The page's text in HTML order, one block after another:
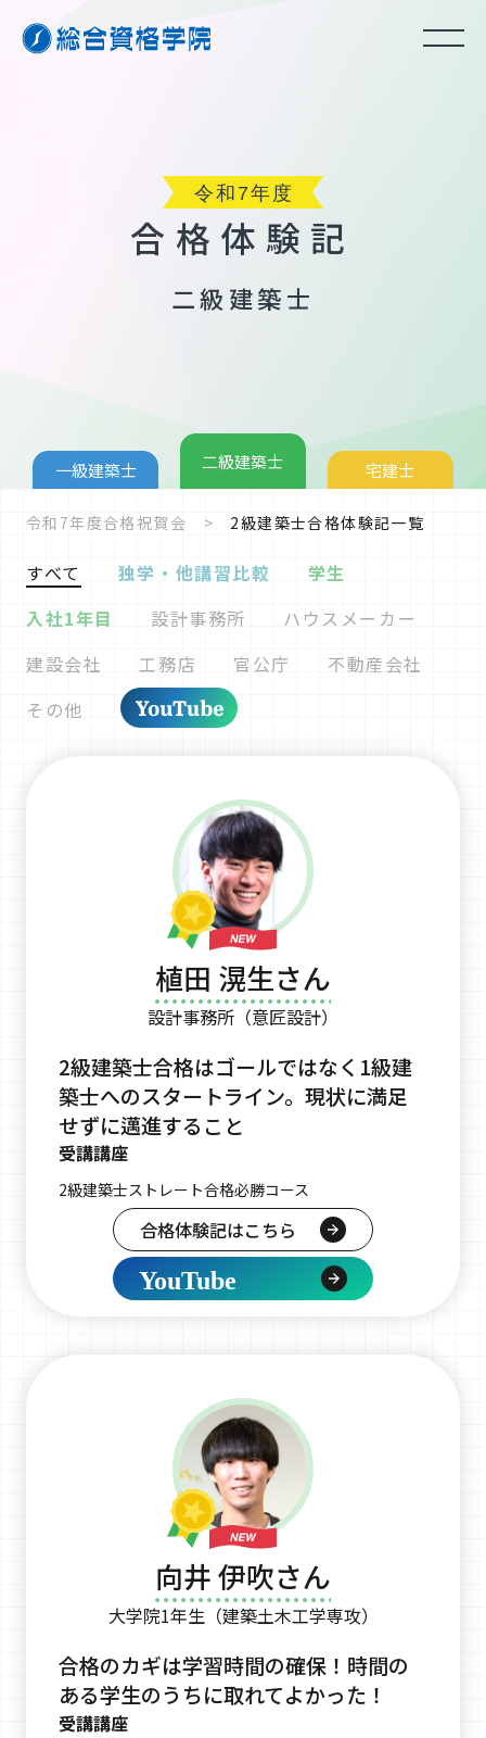
合格体験記
二級建築士
一級建築士 二級建築士 宅建士
令和7年度合格祝賀会 2級建築士合格体験記一覧
すべて 独学・他講習比較
学生
入社1年目
設計事務所
ハウスメーカー
建設会社
工務店 官公庁
不動産会社
その他
植田 滉生さん
設計事務所（意匠設計）
2級建築士合格はゴールではなく1級建
築士へのスタートライン。現状に満足
せずに邁進すること
受講講座
2級建築士ストレート合格必勝コース
合格体験記はこちら
YouTube
向井 伊吹さん
大学院1年生（建築土木工学専攻）
合格のカギは学習時間の確保！時間の
ある学生のうちに取れてよかった！
受講講座